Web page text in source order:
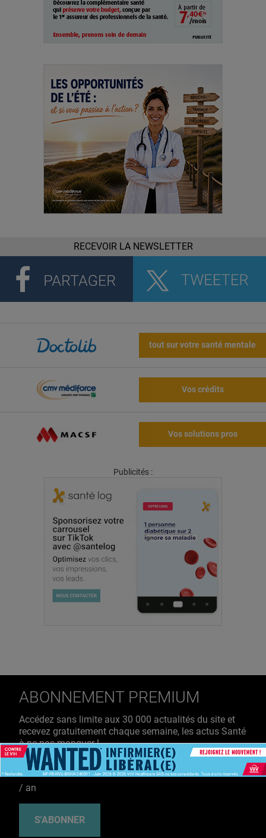
RECEVOIR LA NEWSLETTER
tout sur votre santé mentale
Vos crédits
Vos solutions pros
Publicités :
ABONNEMENT PREMIUM
Accédez sans limite aux 30 000 actualités du site et
recevez gratuitement chaque semaine, les actus Santé
à ne pas manquer !
39€ TTC
/ an
S'ABONNER